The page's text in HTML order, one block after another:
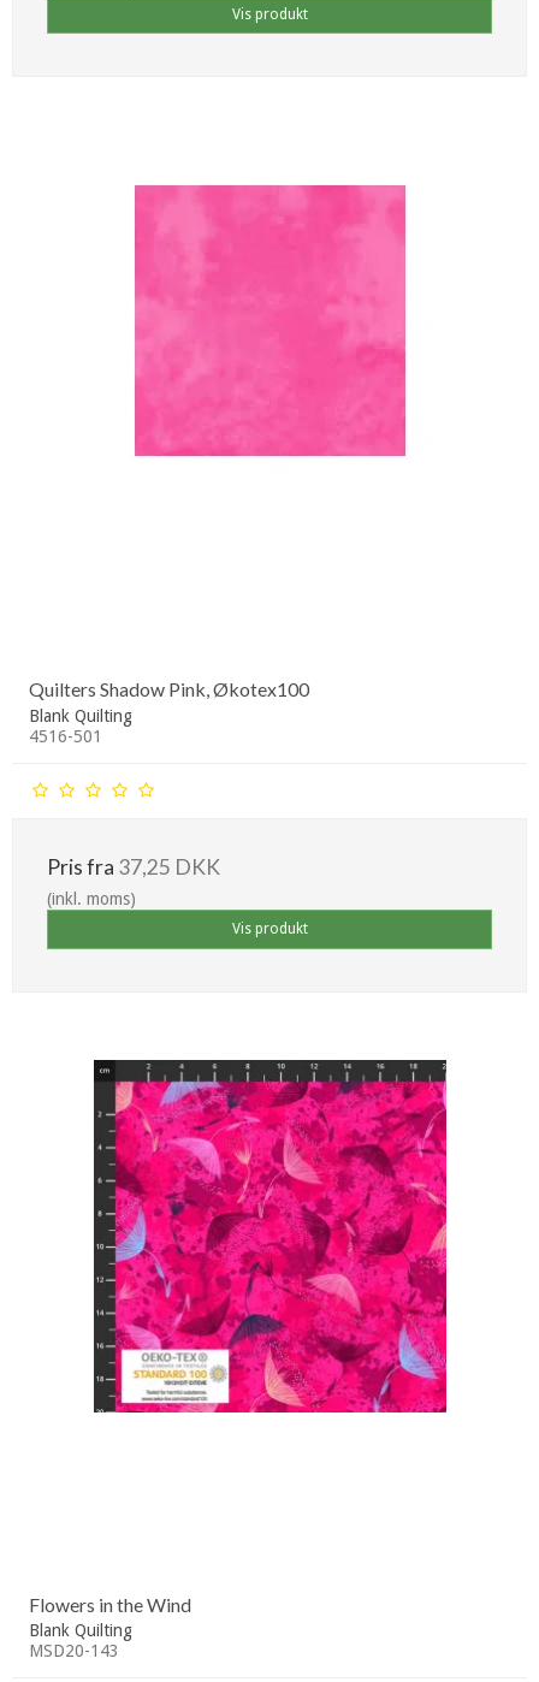
Vis produkt
Quilters Shadow Pink, Økotex100
Blank Quilting
4516-501
Pris fra 37,25 DKK
(inkl. moms)
Vis produkt
Flowers in the Wind
Blank Quilting
MSD20-143